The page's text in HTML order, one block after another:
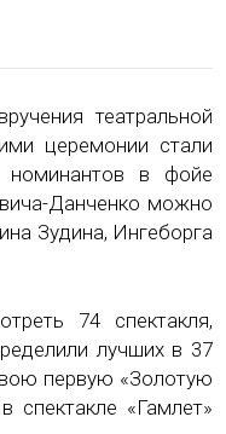
театральной
церемонии стали
в фойе
Данченко можно
Зудина, Ингеборга
74 спектакля,
лучших в 37
первую «Золотую
«Гамлет»